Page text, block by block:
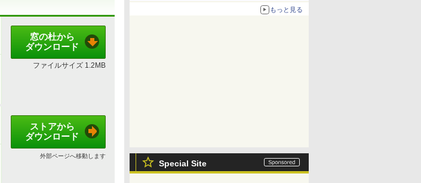
もっと見る
Special Site
窓の杜から
ダウンロード
ファイルサイズ 1.2MB
ストアから
ダウンロード
外部ページへ移動します